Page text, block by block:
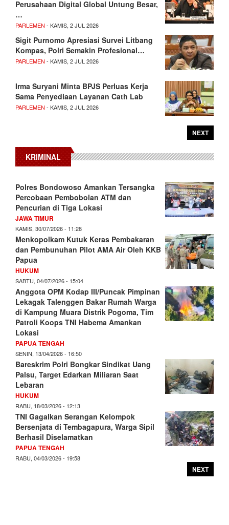
Perusahaan Digital Global Untung Besar,
…
PARLEMEN - KAMIS, 2 JUL 2026
Sigit Purnomo Apresiasi Survei Litbang
Kompas, Polri Semakin Profesional…
PARLEMEN - KAMIS, 2 JUL 2026
Irma Suryani Minta BPJS Perluas Kerja
Sama Penyediaan Layanan Cath Lab
PARLEMEN - KAMIS, 2 JUL 2026
NEXT
KRIMINAL
Polres Bondowoso Amankan Tersangka
Percobaan Pembobolan ATM dan
Pencurian di Tiga Lokasi
JAWA TIMUR
KAMIS, 30/07/2026 - 11:28
Menkopolkam Kutuk Keras Pembakaran
dan Pembunuhan Pilot AMA Air Oleh KKB
Papua
HUKUM
SABTU, 04/07/2026 - 15:04
Anggota OPM Kodap III/Puncak Pimpinan
Lekagak Talenggen Bakar Rumah Warga
di Kampung Muara Distrik Pogoma, Tim
Patroli Koops TNI Habema Amankan
Lokasi
PAPUA TENGAH
SENIN, 13/04/2026 - 16:50
Bareskrim Polri Bongkar Sindikat Uang
Palsu, Target Edarkan Miliaran Saat
Lebaran
HUKUM
RABU, 18/03/2026 - 12:13
TNI Gagalkan Serangan Kelompok
Bersenjata di Tembagapura, Warga Sipil
Berhasil Diselamatkan
PAPUA TENGAH
RABU, 04/03/2026 - 19:58
NEXT